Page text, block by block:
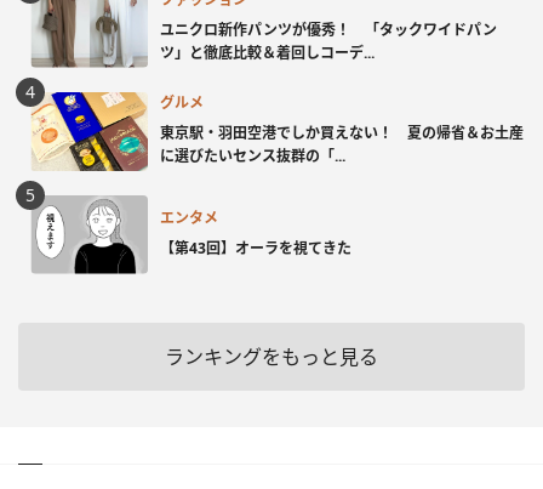
ユニクロ新作パンツが優秀！ 「タックワイドパン
ツ」と徹底比較＆着回しコーデ...
グルメ
東京駅・羽田空港でしか買えない！ 夏の帰省＆お土産
に選びたいセンス抜群の「...
エンタメ
【第43回】オーラを視てきた
ランキングをもっと見る